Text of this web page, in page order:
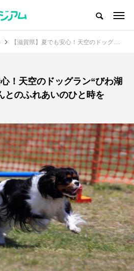
･施設etc)
【滋賀県】夏でも安心！天空のドッグラン“びわ湖バレイ”でワンちゃんとのふれあいのひと時を
！天空のドッグラン“びわ湖
とのふれあいのひと時を